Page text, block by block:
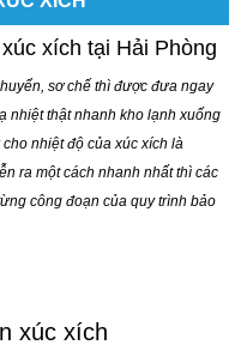
xích tại Hải Phòng
sơ chế thì được đưa ngay
nhiệt thật nhanh kho lạnh xuống
nhiệt độ của xúc xích là
ra một cách nhanh nhất thì các
công đoạn của quy trình bảo
xúc xích